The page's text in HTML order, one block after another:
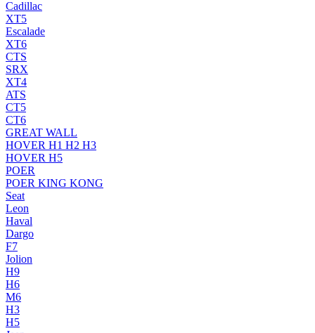
Cadillac
XT5
Escalade
XT6
CTS
SRX
XT4
ATS
CT5
CT6
GREAT WALL
HOVER H1 H2 H3
HOVER H5
POER
POER KING KONG
Seat
Leon
Haval
Dargo
F7
Jolion
H9
H6
M6
H3
H5